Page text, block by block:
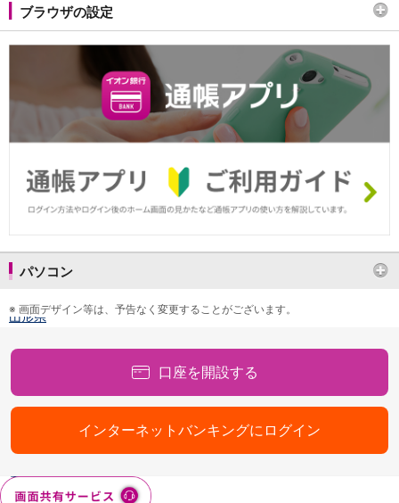
電子マネーWAON
その他サービス
手数料
店舗
北海道・東北
北海道
青森県
岩手県
宮城県
山形県
栃木県
群馬県
千葉県
東京都
神奈川県
ブラウザの設定
パソコン
※ 画面デザイン等は、予告なく変更することがございます。
口座を開設する
インターネットバンキングにログイン